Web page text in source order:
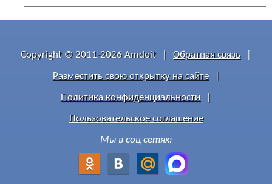
Copyright © 2011-2026 Amdoit Обратная связь
Разместить свою открытку на сайте
Политика конфиденциальности
Пользовательское соглашение
Мы в соц сетях: